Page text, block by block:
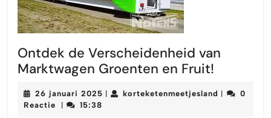
Ontdek de Verscheidenheid van
Marktwagen Groenten en Fruit!
26 januari 2025 26
| korteketenmeetjesland |
0
Reactie
| 15:38